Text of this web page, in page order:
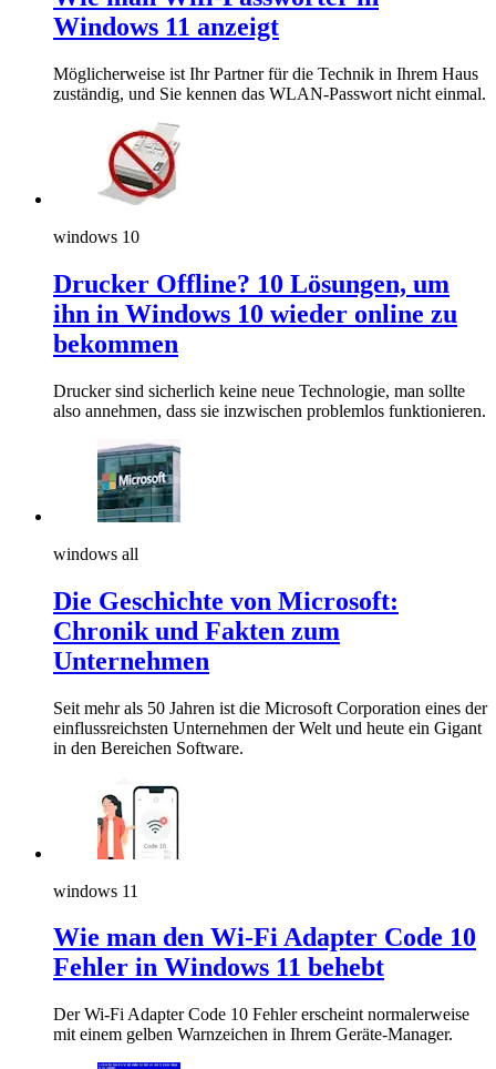
Windows 11 anzeigt
Möglicherweise ist Ihr Partner für die Technik in Ihrem Haus
zuständig, und Sie kennen das WLAN-Passwort nicht einmal.
windows 10
Drucker Offline? 10 Lösungen, um
ihn in Windows 10 wieder online zu
bekommen
Drucker sind sicherlich keine neue Technologie, man sollte
also annehmen, dass sie inzwischen problemlos funktionieren.
windows all
Die Geschichte von Microsoft:
Chronik und Fakten zum
Unternehmen
Seit mehr als 50 Jahren ist die Microsoft Corporation eines der
einflussreichsten Unternehmen der Welt und heute ein Gigant
in den Bereichen Software.
windows 11
Wie man den Wi-Fi Adapter Code 10
Fehler in Windows 11 behebt
Der Wi-Fi Adapter Code 10 Fehler erscheint normalerweise
mit einem gelben Warnzeichen in Ihrem Geräte-Manager.